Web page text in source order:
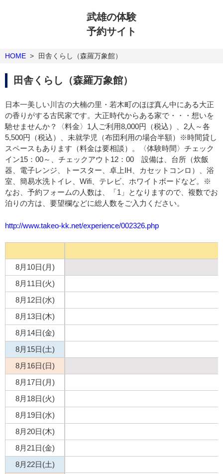
武雄の体験
予約サイト
HOME > 田舎くらし（森羅万象館）
田舎くらし（森羅万象館）
日本一美しい川古の大楠の里・若木町のほぼ真ん中にある大正
の香りがする古民家です。大正時代からある家で・・・想いを
馳せませんか？〈料金〉1人ご利用8,000円（税込）、2人～各
5,500円（税込）、未就学児（布団利用の場合半額）※時間貸し
スペースもあります（料金は要相談）。〈体験時間〉チェック
イン15：00～、チェックアウト12：00 設備は、台所（炊飯
器、電子レンジ、トースター、卓上IH、カセットコンロ）、浴
室、簡易水洗トイレ、Wifi、テレビ、ホワイトボードなど。※
なお、予約フォームの人数は、「1」となりますので、複数でお
泊りの方は、要望欄などに総人数をご入力ください。
http://www.takeo-kk.net/experience/002326.php
8月10日(月)
8月11日(火)
8月12日(水)
8月13日(木)
8月14日(金)
8月15日(土)
8月16日(日)
8月17日(月)
8月18日(火)
8月19日(水)
8月20日(木)
8月21日(金)
8月22日(土)